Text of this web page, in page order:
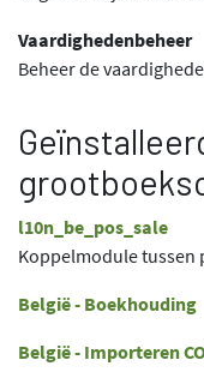
Vaardighedenbeheer
Beheer de
l10n_be_pos_sale
Koppelmodule tussen
België - Boekhouding
België - Importeren